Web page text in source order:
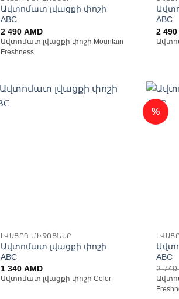
Ավտոմատ լվացքի փոշի
ABC
2 490 AMD
Ավտոմատ լվացքի փոշի Mountain
Freshness
ABC
2
ԼՎԱՑՈՂ ՄԻՋՈՑՆԵՐ
Ավտոմատ լվացքի փոշի
ABC
1 340 AMD
Ավտոմատ լվացքի փոշի Color
%
ABC
2